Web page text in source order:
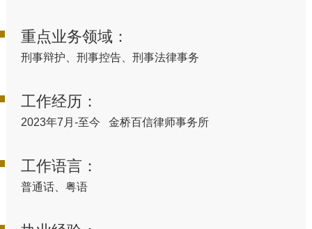
重点业务领域：
刑事辩护、刑事控告、刑事法律事务
工作经历：
2023年7月-至今 金桥百信律师事务所
工作语言：
普通话、粤语